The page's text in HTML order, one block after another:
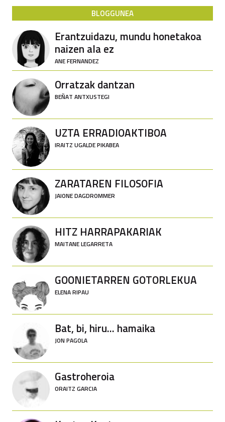
BLOGGUNEA
Erantzuidazu, mundu honetakoa
naizen ala ez
ANE FERNANDEZ
Orratzak dantzan
BEÑAT ANTXUSTEGI
UZTA ERRADIOAKTIBOA
IRAITZ UGALDE PIKABEA
ZARATAREN FILOSOFIA
JAIONE DAGDROMMER
HITZ HARRAPAKARIAK
MAITANE LEGARRETA
GOONIETARREN GOTORLEKUA
ELENA RIPAU
Bat, bi, hiru... hamaika
JON PAGOLA
Gastroheroia
ORAITZ GARCIA